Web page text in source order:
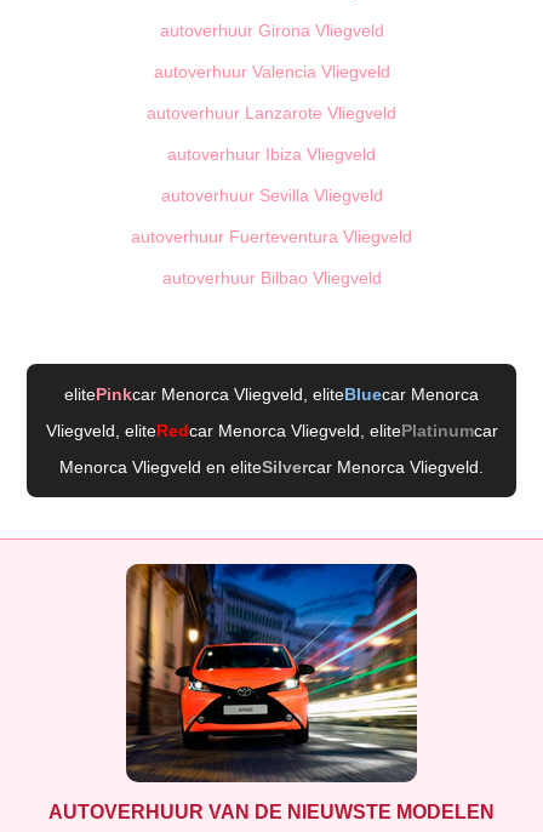
autoverhuur Girona Vliegveld
autoverhuur Valencia Vliegveld
autoverhuur Lanzarote Vliegveld
autoverhuur Ibiza Vliegveld
autoverhuur Sevilla Vliegveld
autoverhuur Fuerteventura Vliegveld
autoverhuur Bilbao Vliegveld
elitePinkcar Menorca Vliegveld , eliteBluecar Menorca
Vliegveld , eliteRedcar Menorca Vliegveld , elitePlatinumcar
Menorca Vliegveld en eliteSilvercar Menorca Vliegveld
AUTOVERHUUR VAN DE NIEUWSTE MODELEN